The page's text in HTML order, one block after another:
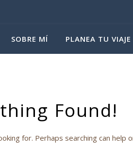
SOBRE MÍ PLANEA TU VIAJE
Found!
for. Perhaps searching can help